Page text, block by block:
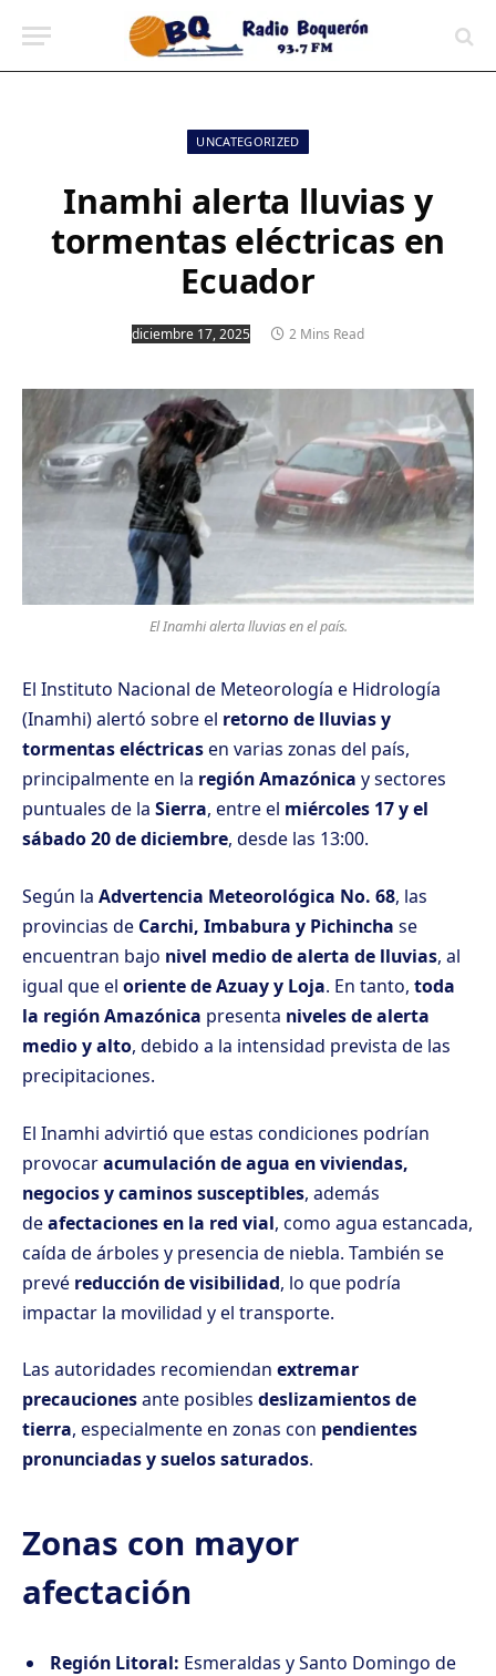
UNCATEGORIZED
Inamhi alerta lluvias y
tormentas eléctricas en
Ecuador
diciembre 17, 2025 2 Mins Read
El Inamhi alerta lluvias en el país.
El Instituto Nacional de Meteorología e Hidrología
(Inamhi) alertó sobre el retorno de lluvias y
tormentas eléctricasen varias zonas del país,
principalmente en la región Amazónica y sectores
puntuales de la Sierra, entre el miércoles 17 y el
sábado 20 de diciembre, desde las 13:00.
Según la Advertencia Meteorológica No. 68, las
provincias de Carchi, Imbabura y Pichincha se
encuentran bajo nivel medio de alerta de lluvias, al
igual que el oriente de Azuay y Loja. En tanto, toda
la región Amazónica presenta niveles de alerta
medio y alto, debido a la intensidad prevista de las
precipitaciones.
El Inamhi advirtió que estas condiciones podrían
provocaracumulación de agua en viviendas,
negocios y caminos susceptibles, además
deafectaciones en la red vial, como agua estancada,
caída de árboles y presencia de niebla. También se
prevé reducción de visibilidad, lo que podría
impactar la movilidad y el transporte.
Las autoridades recomiendan extremar
precaucionesante posibles deslizamientos de
tierra, especialmente en zonas con pendientes
pronunciadas y suelos saturados.
Zonas con mayor
afectación
Región Litoral: Esmeraldas y Santo Domingo de